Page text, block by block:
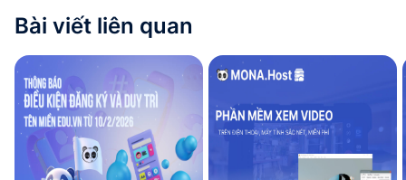
Bài viết liên quan